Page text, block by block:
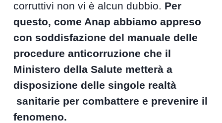
corruttivi non vi è alcun dubbio. Per
questo, come Anap abbiamo appreso
con soddisfazione del manuale delle
procedure anticorruzione che il
Ministero della Salute metterà a
disposizione delle singole realtà
sanitarie per combattere e prevenire il
fenomeno.